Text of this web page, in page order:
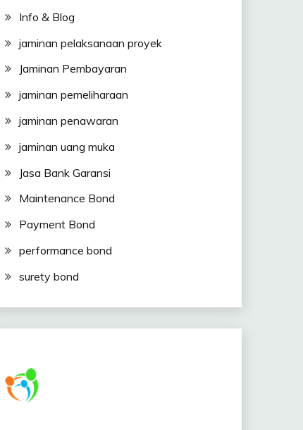
Info & Blog
jaminan pelaksanaan proyek
Jaminan Pembayaran
jaminan pemeliharaan
jaminan penawaran
jaminan uang muka
Jasa Bank Garansi
Maintenance Bond
Payment Bond
performance bond
surety bond